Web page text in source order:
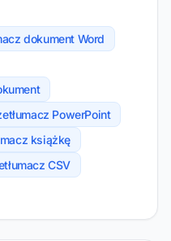
dokument Word
PowerPoint
książkę
CSV